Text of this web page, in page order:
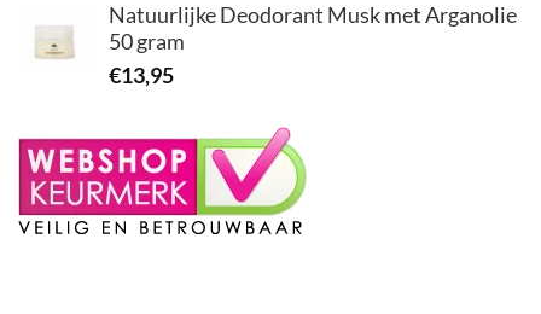
Natuurlijke Deodorant Musk met Arganolie
50 gram
€13,95